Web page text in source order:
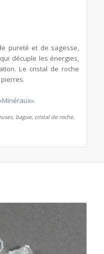
pureté et de sagesse,
décuple les énergies,
Le cristal de roche
bague, cristal de roche,